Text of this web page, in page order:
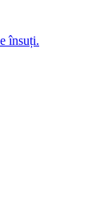
însuți.